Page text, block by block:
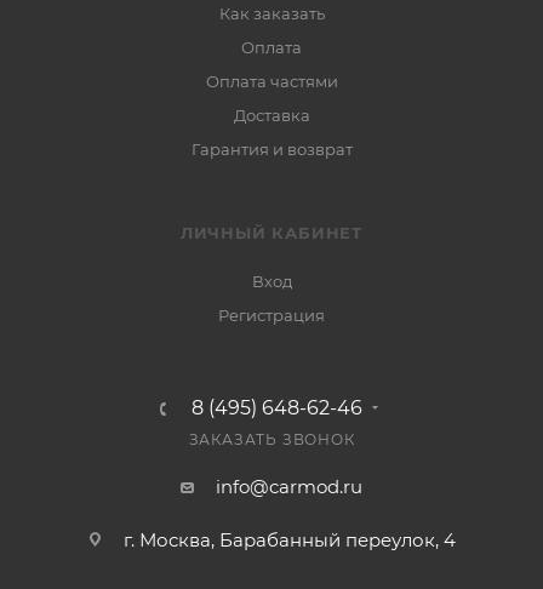
Как заказать
Оплата
Оплата частями
Доставка
Гарантия и возврат
ЛИЧНЫЙ КАБИНЕТ
Вход
Регистрация
8 (495) 648-62-46
ЗАКАЗАТЬ ЗВОНОК
info@carmod.ru
г. Москва, Барабанный переулок, 4